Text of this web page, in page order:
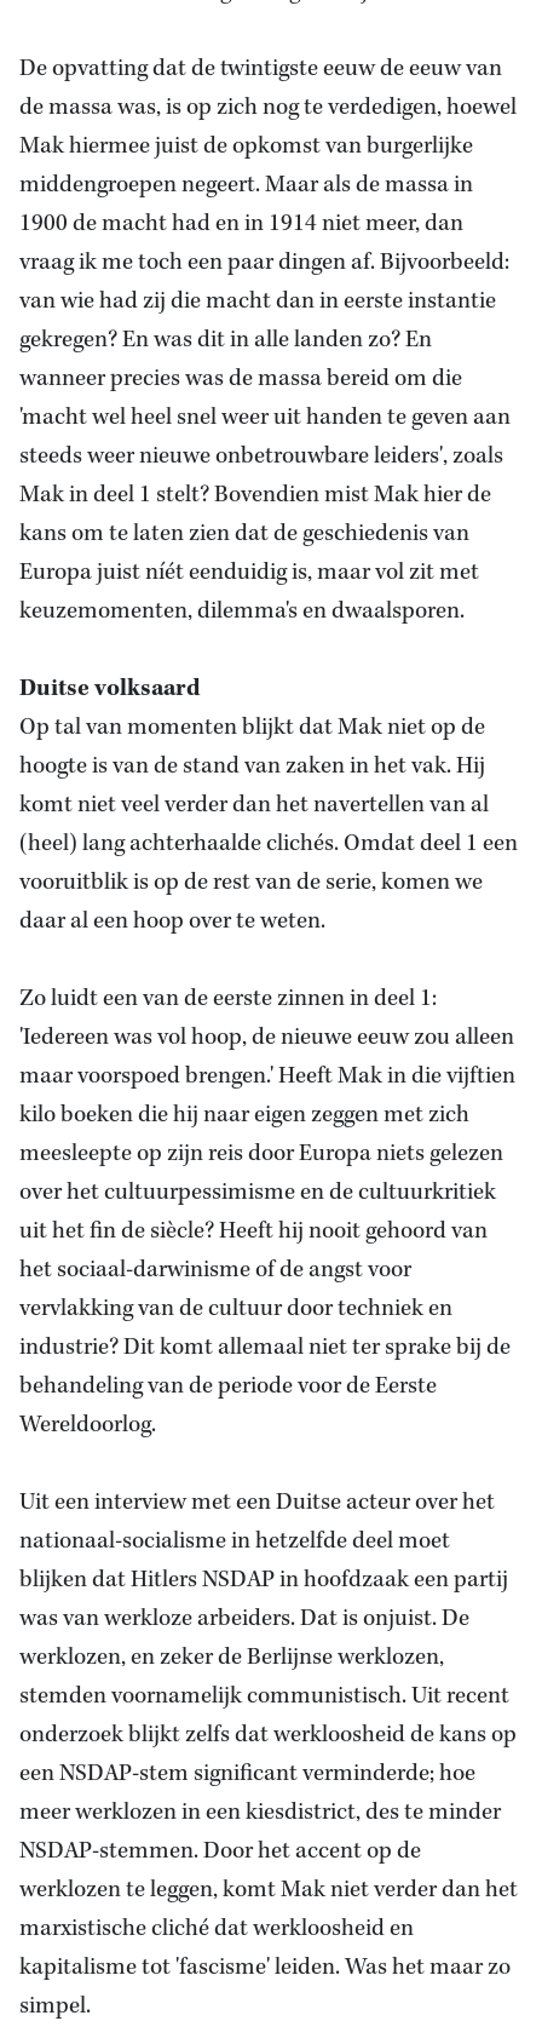
De opvatting dat de twintigste eeuw de eeuw van
de massa was, is op zich nog te verdedigen, hoewel
Mak hiermee juistde opkomst van burgerlijke
middengroepen negeert. Maar als de massa in
1900 de macht had en in 1914 niet meer, dan
vraag ik me toch een paar dingen af. Bijvoorbeeld:
van wie had zij die macht dan in eerste instantie
gekregen? En was dit in alle landen zo? En
wanneer precies was de massa bereid om die
'macht wel heel snel weer uit handen te geven aan
steeds weer nieuwe onbetrouwbare leiders', zoals
Mak in deel 1 stelt? Bovendien mist Mak hier de
kans om te laten zien datde geschiedenis van
Europajuist níét eenduidig is, maar vol zit met
keuzemomenten, dilemma's en dwaalsporen.
Duitse volksaard
Op tal van momenten blijkt dat Mak niet op de
hoogte is vande stand van zakenin het vak. Hij
komt niet veel verder dan het navertellen van al
(heel) lang achterhaalde clichés. Omdat deel 1 een
vooruitblik is op de rest van de serie, komen we
daar al een hoop over te weten.
Zo luidt een van de eerste zinnen in deel 1:
'Iedereen was vol hoop, de nieuwe eeuw zou alleen
maar voorspoed brengen.' Heeft Mak in die vijftien
kilo boeken die hij naar eigen zeggen met zich
meesleepte op zijn reis door Europa niets gelezen
over het cultuurpessimisme en de cultuurkritiek
uit het fin de siècle? Heeft hij nooit gehoord van
het sociaal-darwinisme of de angst voor
vervlakking van de cultuur door techniek en
industrie? Dit komt allemaal niet ter sprake bij de
behandeling van de periode voor de Eerste
Wereldoorlog.
Uit een interview met een Duitse acteur over het
nationaal-socialisme in hetzelfde deel moet
blijken dat Hitlers NSDAP in hoofdzaak een partij
was van werkloze arbeiders. Dat is onjuist. De
werklozen, en zeker de Berlijnse werklozen,
stemden voornamelijk communistisch. Uit recent
onderzoek blijkt zelfs dat werkloosheid de kans op
een NSDAP-stem significant verminderde; hoe
meer werklozen in een kiesdistrict, des te minder
NSDAP-stemmen. Door het accent op de
werklozen te leggen, komt Mak niet verder dan het
marxistische cliché dat werkloosheid en
kapitalisme tot 'fascisme' leiden. Was het maar zo
simpel.